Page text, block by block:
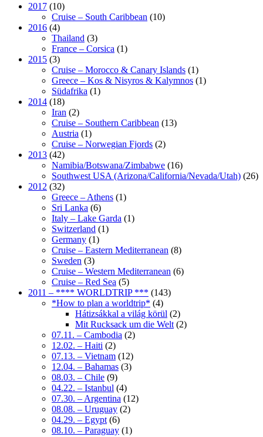
2017 (10)
Cruise – South Caribbean (10)
2016 (4)
Thailand (3)
France – Corsica (1)
2015 (3)
Cruise – Morocco & Canary Islands (1)
Greece – Kos & Nisyros & Kalymnos (1)
Südafrika (1)
2014 (18)
Iran (2)
Cruise – Southern Caribbean (13)
Austria (1)
Cruise – Norwegian Fjords (2)
2013 (42)
Namibia/Botswana/Zimbabwe (16)
Southwest USA (Arizona/California/Nevada/Utah) (26)
2012 (32)
Greece – Athens (1)
Sri Lanka (6)
Italy – Lake Garda (1)
Switzerland (1)
Germany (1)
Cruise – Eastern Mediterranean (8)
Sweden (3)
Cruise – Western Mediterranean (6)
Cruise – Red Sea (5)
2011 – **** WORLDTRIP *** (143)
*How to plan a worldtrip* (4)
Hátizsákkal a világ körül (2)
Mit Rucksack um die Welt (2)
07.11. – Cambodia (2)
12.02. – Haiti (2)
07.13. – Vietnam (12)
12.04. – Bahamas (3)
08.03. – Chile (9)
04.22. – Istanbul (4)
07.30. – Argentina (12)
08.08. – Uruguay (2)
04.29. – Egypt (6)
08.10. – Paraguay (1)